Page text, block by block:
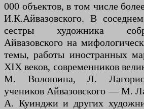
000 объектов, в том числе
И.К.Айвазовского. В
сестры художника
Айвазовского на
темы, работы иностранных
XIX веков, современников
М. Волошина, Л. Лагорио,
учеников Айвазовского — М.
А. Куинджи и других